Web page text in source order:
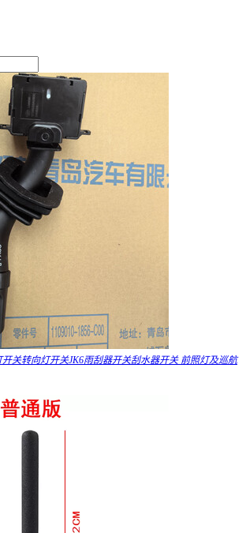
关转向灯开关JK6雨刮器开关刮水器开关 前照灯及巡航